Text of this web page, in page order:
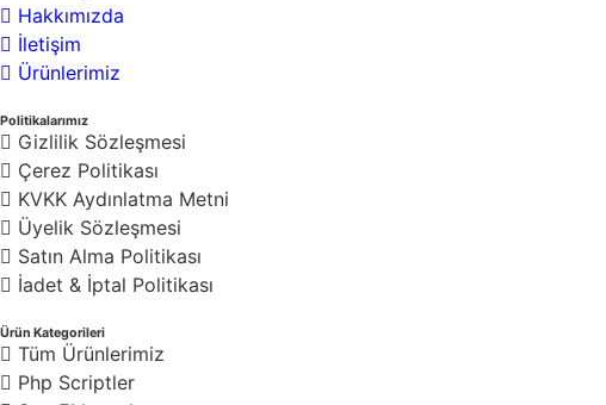
Hakkımızda
İletişim
Ürünlerimiz
Politikalarımız
Gizlilik Sözleşmesi
Çerez Politikası
KVKK Aydınlatma Metni
Üyelik Sözleşmesi
Satın Alma Politikası
İadet & İptal Politikası
Ürün Kategorileri
Tüm Ürünlerimiz
Php Scriptler